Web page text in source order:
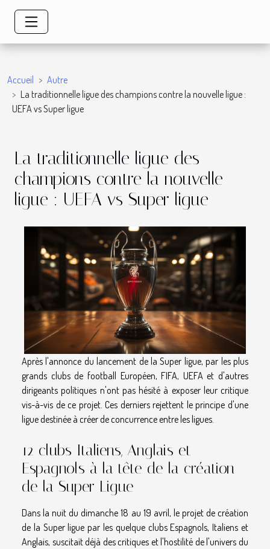
Accueil
Autre
La traditionnelle ligue des champions contre la nouvelle ligue :
UEFA vs Super ligue
La traditionnelle ligue des
champions contre la nouvelle
ligue : UEFA vs Super ligue
Après l'annonce du lancement de la Super ligue, par les plus
grands clubs de football Européen, FIFA, UEFA et d'autres
dirigeants politiques n'ont pas hésité à exposer leur critique
vis-à-vis de ce projet. Ces derniers rejettent le principe d'une
ligue destinée à créer de concurrence entre les ligues.
12 clubs Italiens, Anglais et
Espagnols à la tête de la création
de la Super Ligue
Dans la nuit du dimanche 18 au 19 avril, le projet de création
de la Super ligue par les quelque clubs Espagnols, Italiens et
Anglais, suscitait déjà des critiques et l'hostilité de l'univers du